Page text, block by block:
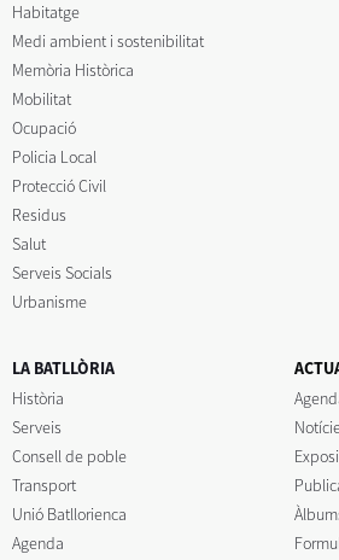
Habitatge
Medi ambient i sostenibilitat
Memòria Històrica
Mobilitat
Ocupació
Policia Local
Protecció Civil
Residus
Salut
Serveis Socials
Urbanisme
LA BATLLÒRIA
Història
Serveis
Consell de poble
Transport
Unió Batllorienca
Agenda